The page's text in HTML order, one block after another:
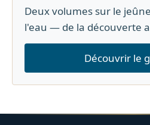
Deux volumes sur le
l'eau — de la découverte
Découvrir le